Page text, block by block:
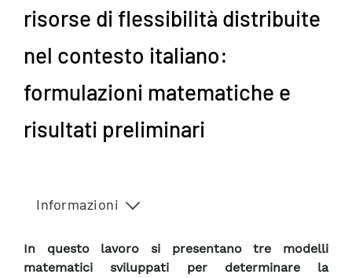
risorse di flessibilità distribuite
nel contesto italiano:
formulazioni matematiche e
risultati preliminari
Informazioni
In questo lavoro si presentano tre modelli
matematici sviluppati per determinare la